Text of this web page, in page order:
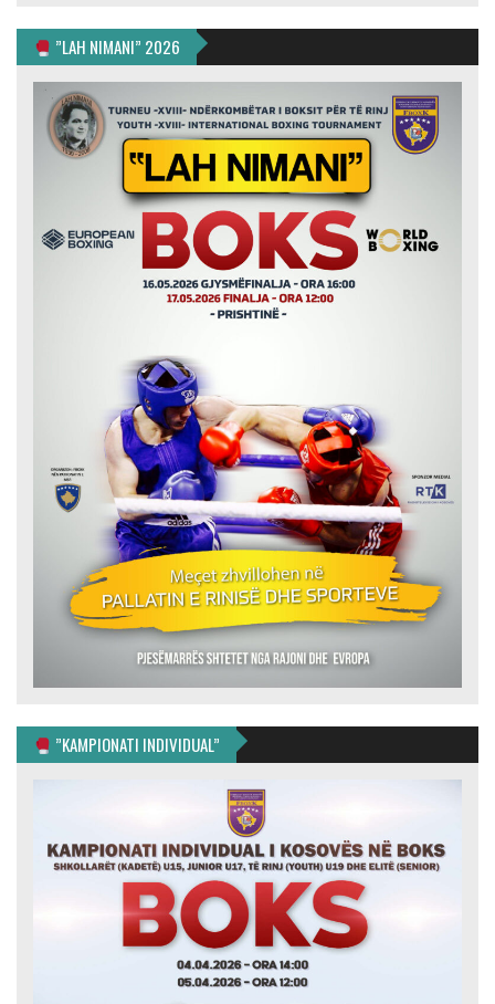
”LAH NIMANI” 2026
”KAMPIONATI INDIVIDUAL”